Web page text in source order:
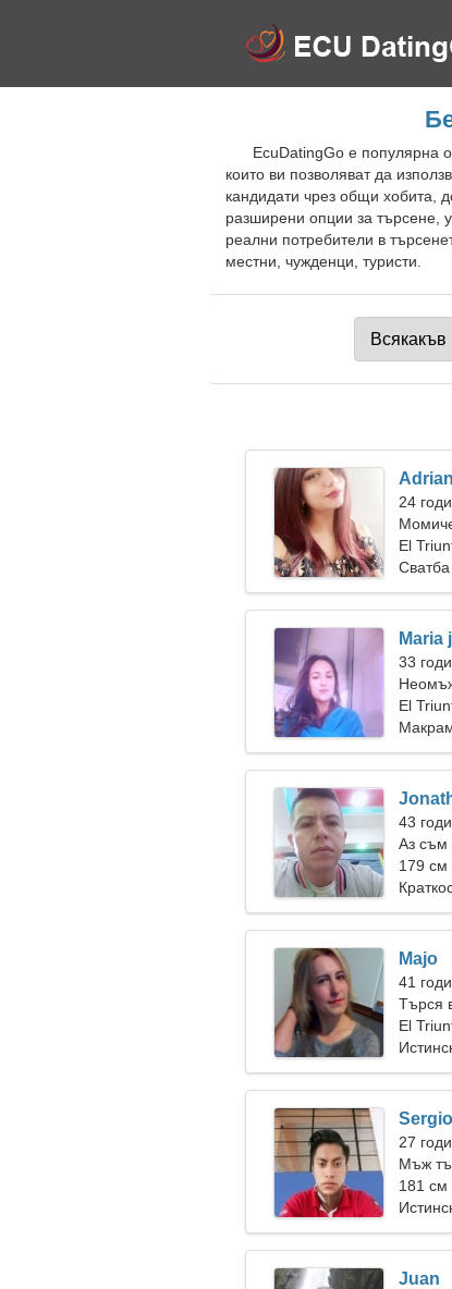
EcuDatingGo е популярна
които ви позволяват да
кандидати чрез общи хобита,
разширени опции за търсене,
реални потребители в
местни, чужденци, туристи.
24
El
Сватба
Maria
33
El
43
Аз съм
179 см
Majo
41
Търся
El
Sergio
27
Мъж
181 см
Juan